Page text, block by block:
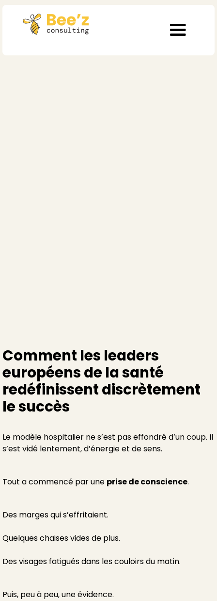
Comment les leaders
européens de la santé
redéfinissent discrètement
le succès
Le modèle hospitalier ne s’est pas effondré d’un coup. Il
s’est vidé lentement, d’énergie et de sens.
Tout a commencé par une prise de conscience.
Des marges qui s’effritaient.
Quelques chaises vides de plus.
Des visages fatigués dans les couloirs du matin.
Puis, peu à peu, une évidence.